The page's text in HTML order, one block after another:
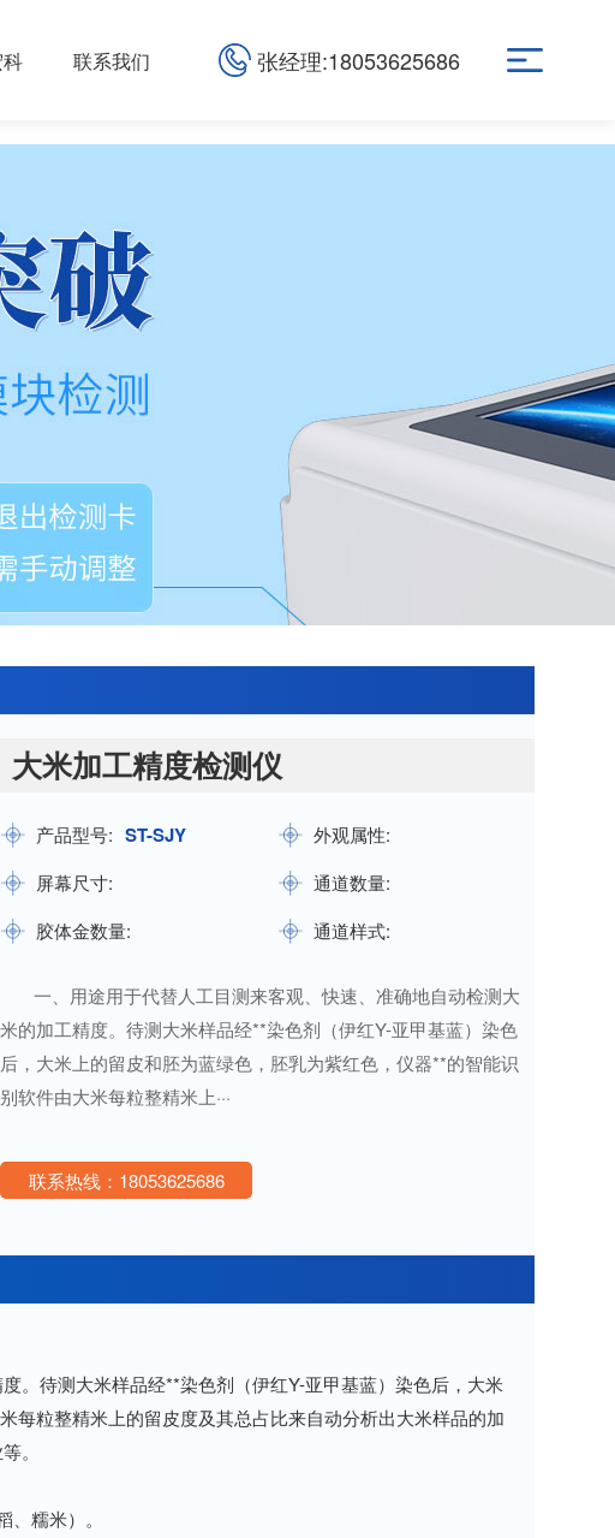
联系我们 张经理:18053625686
大米加工精度检测仪
产品型号: ST-SJY
外观属性:
屏幕尺寸:
通道数量:
胶体金数量:
通道样式:
一、用途用于代替人工目测来客观、快速、准确地自动检测大
米的加工精度。待测大米样品经**染色剂（伊红Y-亚甲基蓝）染色
后，大米上的留皮和胚为蓝绿色，胚乳为紫红色，仪器**的智能识
别软件由大米每粒整精米上···
联系热线：18053625686
待测大米样品经**染色剂（伊红Y-亚甲基蓝）染色后，大米
每粒整精米上的留皮度及其总占比来自动分析出大米样品的加
。
糯米）。